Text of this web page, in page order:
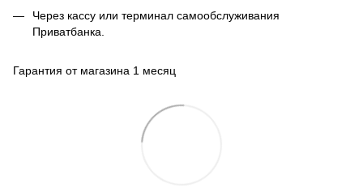
Через кассу или терминал самообслуживания
Приватбанка.
Гарантия от магазина 1 месяц